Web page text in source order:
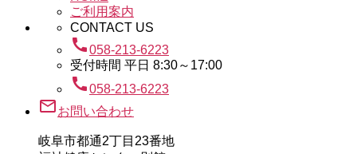
ご利用案内
CONTACT US
call058-213-6223
受付時間 平日 8:30～17:00
call058-213-6223
mail_outlineお問い合わせ
岐阜市都通2丁目23番地